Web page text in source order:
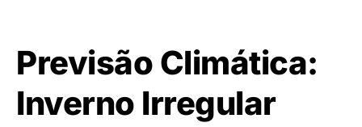
Previsão Climática:
Inverno Irregular